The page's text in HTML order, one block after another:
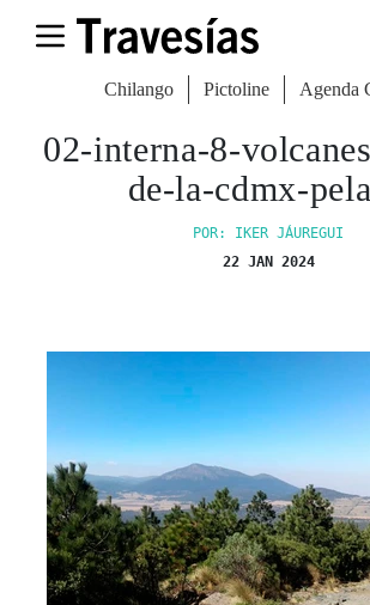
Chilango Pictoline Agenda
02-interna-8-
de-la-cdmx-
POR: IKER JÁUREGUI
22 JAN 2024